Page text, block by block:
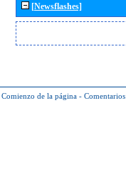
[Newsflashes]
Comienzo de la página - Comentarios